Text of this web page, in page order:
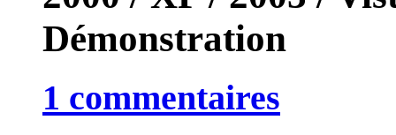
Démonstration
1 commentaires